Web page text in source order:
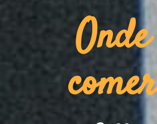
Onde
comer